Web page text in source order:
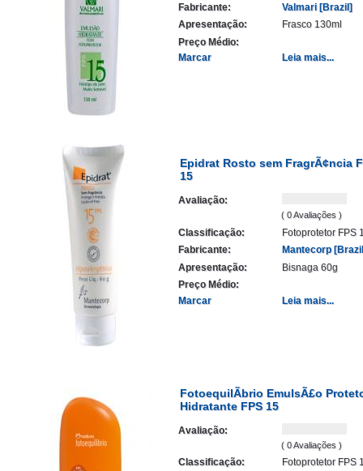
Fabricante:
Valmari [Brazil]
Apresentação:
Frasco 130ml
Preço Médio:
Marcar
Leia mais...
Epidrat Rosto sem FragrÃ¢ncia
15
Avaliação:
( 0 Avaliações )
Classificação:
Fotoprotetor FPS
Fabricante:
Mantecorp
Apresentação:
Bisnaga 60g
Preço Médio:
Marcar
Leia mais...
FotoequilÃ­brio EmulsÃ£o
Hidratante FPS 15
Avaliação:
( 0 Avaliações )
Classificação:
Fotoprotetor FPS